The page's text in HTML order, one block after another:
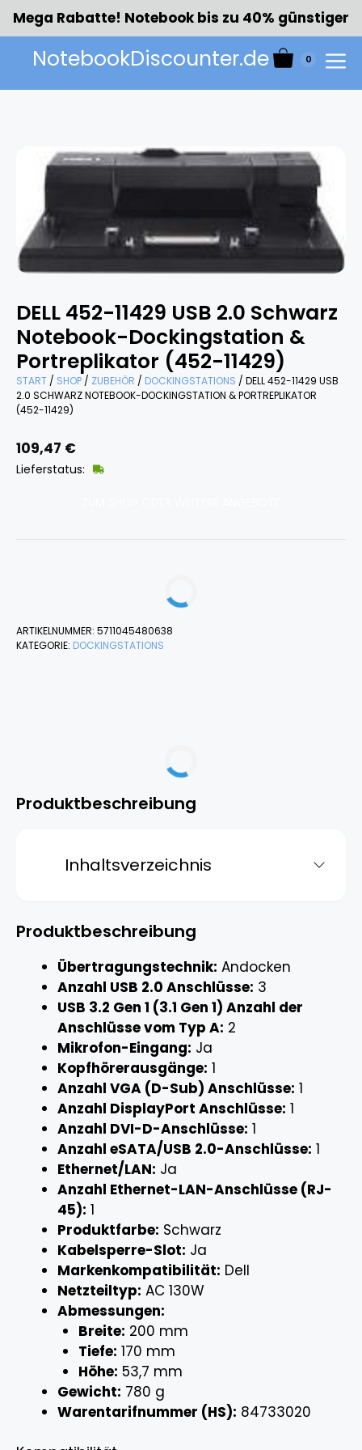
Zum
Inhalt
springen
Mega Rabatte! Notebook bis zu 40% günstiger
NotebookDiscounter.de 0
Menü
DELL 452-11429 USB 2.0 Schwarz
Notebook-Dockingstation &
Portreplikator (452-11429)
START / SHOP / ZUBEHÖR / DOCKINGSTATIONS / DELL 452-11429 USB
2.0 SCHWARZ NOTEBOOK-DOCKINGSTATION & PORTREPLIKATOR
(452-11429)
109,47 €
Lieferstatus:
ARTIKELNUMMER: 5711045480638
KATEGORIE: DOCKINGSTATIONS
Produktbeschreibung
Inhaltsverzeichnis
Produktbeschreibung
Übertragungstechnik: Andocken
Anzahl USB 2.0 Anschlüsse: 3
USB 3.2 Gen 1 (3.1 Gen 1) Anzahl der
Anschlüsse vom Typ A: 2
Mikrofon-Eingang: Ja
Kopfhörerausgänge: 1
Anzahl VGA (D-Sub) Anschlüsse: 1
Anzahl DisplayPort Anschlüsse: 1
Anzahl DVI-D-Anschlüsse: 1
Anzahl eSATA/USB 2.0-Anschlüsse: 1
Ethernet/LAN: Ja
Anzahl Ethernet-LAN-Anschlüsse (RJ-
45): 1
Produktfarbe: Schwarz
Kabelsperre-Slot: Ja
Markenkompatibilität: Dell
Netzteiltyp: AC 130W
Abmessungen:
Breite: 200 mm
Tiefe: 170 mm
Höhe: 53,7 mm
Gewicht: 780 g
Warentarifnummer (HS): 84733020